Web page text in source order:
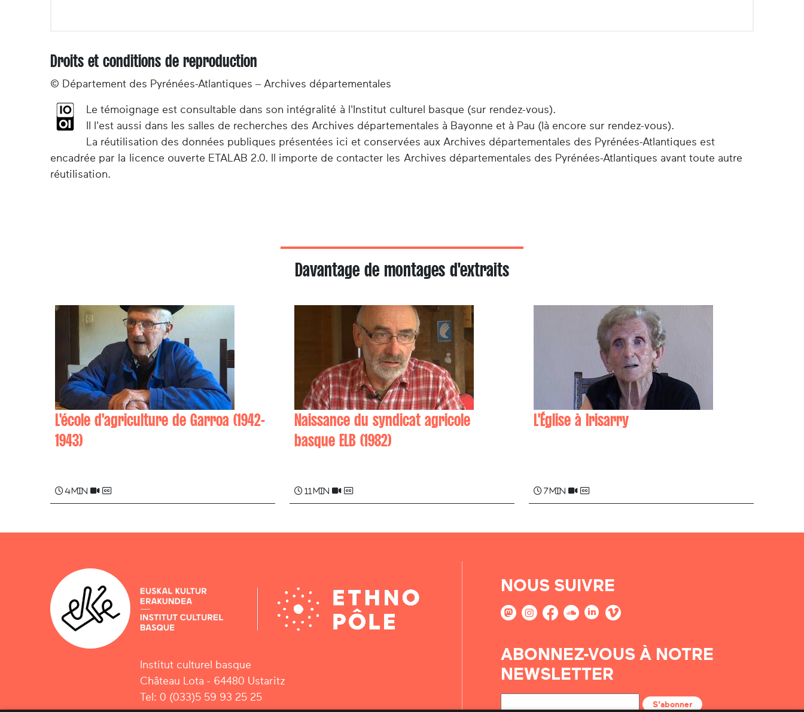
Droits et conditions de reproduction
© Département des Pyrénées-Atlantiques – Archives départementales
Le témoignage est consultable dans son intégralité à l'Institut culturel basque (sur rendez-vous).
Il l'est aussi dans les salles de recherches des Archives départementales à Bayonne et à Pau (là encore sur rendez-vous).
La réutilisation des données publiques présentées ici et conservées aux Archives départementales des Pyrénées-Atlantiques est
encadrée par la licence ouverte ETALAB 2.0. Il importe de contacter les Archives départementales des Pyrénées-Atlantiques avant toute autre
réutilisation.
Davantage de montages d'extraits
L'école d'agriculture de Garroa (1942-
1943)
4 min
Naissance du syndicat agricole
basque ELB (1982)
11 min
L'Église à Irisarry
7 min
Institut culturel basque
Château Lota - 64480 Ustaritz
Tel: 0 (033)5 59 93 25 25
NOUS SUIVRE
ABONNEZ-VOUS À NOTRE
NEWSLETTER
S'abonner